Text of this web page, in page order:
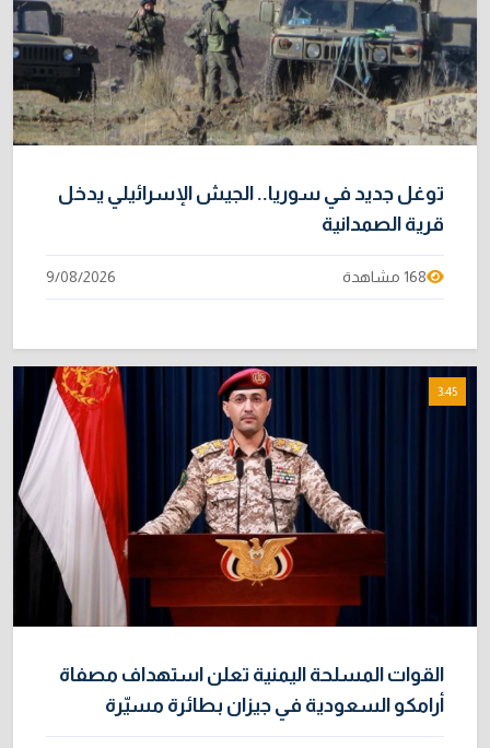
توغل جديد في سوريا.. الجيش الإسرائيلي يدخل
قرية الصمدانية
168 مشاهدة 9/08/2026
3:45
القوات المسلحة اليمنية تعلن استهداف مصفاة
أرامكو السعودية في جيزان بطائرة مسيّرة